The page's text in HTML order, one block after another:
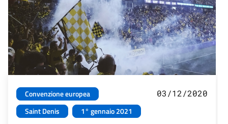
Convenzione europea
Saint Denis
1° gennaio 2021
03/12/2020